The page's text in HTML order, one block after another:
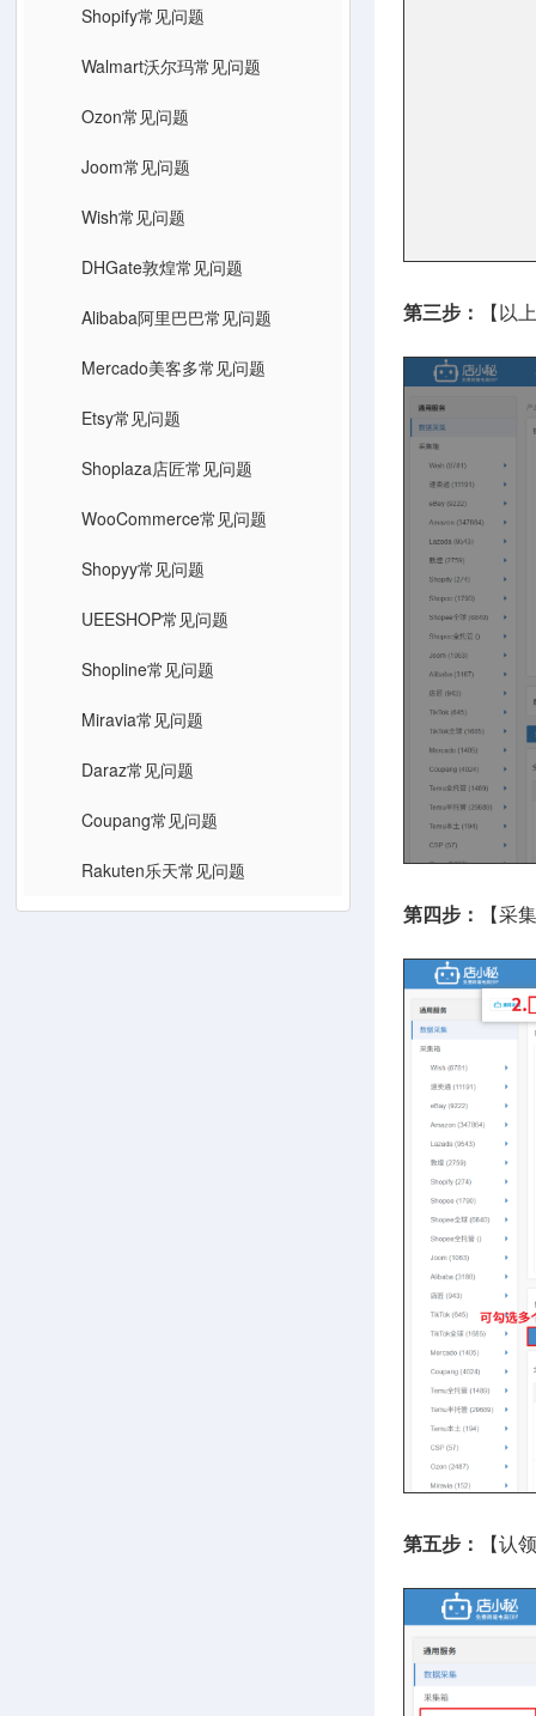
Shopify常见问题
Walmart沃尔玛常见问题
Ozon常见问题
Joom常见问题
Wish常见问题
DHGate敦煌常见问题
Alibaba阿里巴巴常见问题
Mercado美客多常见问题
Etsy常见问题
Shoplaza店匠常见问题
WooCommerce常见问题
Shopyy常见问题
UEESHOP常见问题
Shopline常见问题
Miravia常见问题
Daraz常见问题
Coupang常见问题
Rakuten乐天常见问题
第三步： 【以
第四步： 【采
第五步： 【认